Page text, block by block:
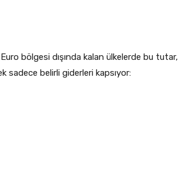
bölgesi dışında kalan ülkelerde bu tutar,
sadece belirli giderleri kapsıyor: